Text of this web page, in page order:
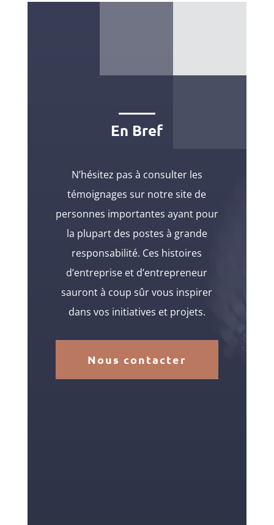
En Bref
N’hésitez pas à consulter les
témoignages sur notre site de
personnes importantes ayant pour
la plupart des postes à grande
responsabilité. Ces histoires
d’entreprise et d’entrepreneur
sauront à coup sûr vous inspirer
dans vos initiatives et projets.
Nous contacter